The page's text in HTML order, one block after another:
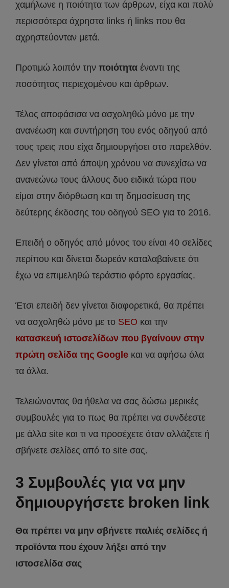
χαμήλωνε η ποιότητα των άρθρων, είχα και πολύ
περισσότερα άχρηστα links ή links που θα
αχρηστεύονταν μετά.
Προτιμώ λοιπόν την ποιότητα έναντι της
ποσότητας περιεχομένου και άρθρων.
Τέλος αποφάσισα να ασχοληθώ μόνο με την
ανανέωση και συντήρηση του ενός οδηγού από
τους τρεις που είχα δημιουργήσει στο παρελθόν.
Δεν γίνεται από άποψη χρόνου να συνεχίσω να
ανανεώνω τους άλλους δυο ειδικά τώρα που
είμαι στην διόρθωση και τη δημοσίευση της
δεύτερης έκδοσης του οδηγού SEO για το 2016.
Επειδή ο οδηγός από μόνος του είναι 40 σελίδες
περίπου και δίνεται δωρεάν καταλαβαίνετε ότι
έχω να επιμεληθώ τεράστιο φόρτο εργασίας.
Έτσι επειδή δεν γίνεται διαφορετικά, θα πρέπει
να ασχοληθώ μόνο με το SEO και την
κατασκευή ιστοσελίδων που βγαίνουν στην
πρώτη σελίδα της Google και να αφήσω όλα
τα άλλα.
Τελειώνοντας θα ήθελα να σας δώσω μερικές
συμβουλές για το πως θα πρέπει να συνδέεστε
με άλλα site και τι να προσέχετε όταν αλλάζετε ή
σβήνετε σελίδες από το site σας.
3 Συμβουλές για να μην
δημιουργήσετε broken link
Θα πρέπει να μην σβήνετε παλιές σελίδες ή
προϊόντα που έχουν λήξει από την
ιστοσελίδα σας